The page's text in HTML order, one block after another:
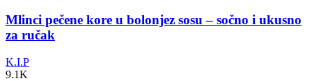
Mlinci pečene kore u bolonjez sosu – sočno i ukusno
za ručak
K.I.P
9.1K